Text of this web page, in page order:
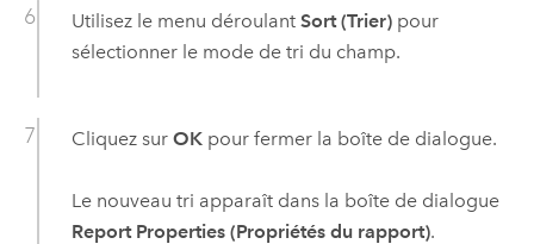
Utilisez le menu déroulant Sort (Trier)pour
sélectionner le mode de tri du champ.
Cliquez sur OKpour fermer la boîte de dialogue.
Le nouveau tri apparaît dans la boîte de dialogue
Report Properties (Propriétés du rapport).